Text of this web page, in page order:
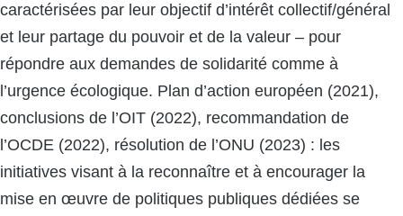
caractérisées par leur objectif d’intérêt collectif/général
et leur partage du pouvoir et de la valeur – pour
répondre aux demandes de solidarité comme à
l’urgence écologique. Plan d’action européen (2021),
conclusions de l’OIT (2022), recommandation de
l’OCDE (2022), résolution de l’ONU (2023) : les
initiatives visant à la reconnaître et à encourager la
mise en œuvre de politiques publiques dédiées se